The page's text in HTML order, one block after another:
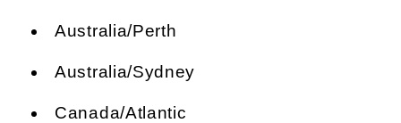
Australia/Perth
Australia/Sydney
Canada/Atlantic